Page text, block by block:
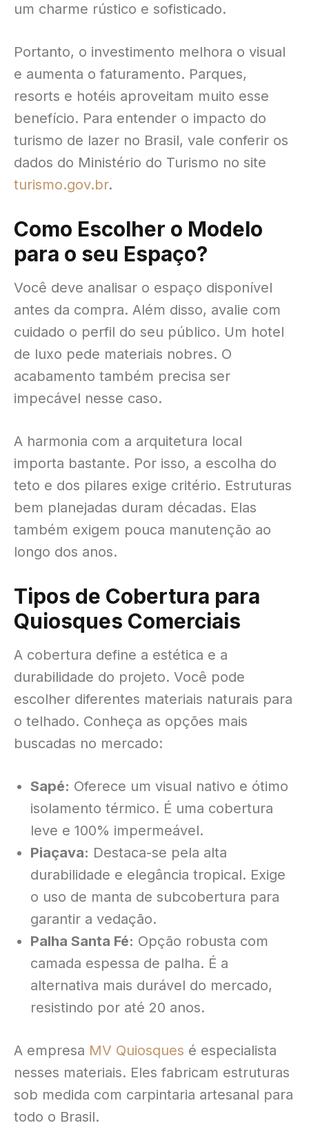
um charme rústico e sofisticado.
Portanto, o investimento melhora o visual
e aumenta o faturamento. Parques,
resorts e hotéis aproveitam muito esse
benefício. Para entender o impacto do
turismo de lazer no Brasil, vale conferir os
dados do Ministério do Turismo no site
turismo.gov.br.
Como Escolher o Modelo
para o seu Espaço?
Você deve analisar o espaço disponível
antes da compra. Além disso, avalie com
cuidado o perfil do seu público. Um hotel
de luxo pede materiais nobres. O
acabamento também precisa ser
impecável nesse caso.
A harmonia com a arquitetura local
importa bastante. Por isso, a escolha do
teto e dos pilares exige critério. Estruturas
bem planejadas duram décadas. Elas
também exigem pouca manutenção ao
longo dos anos.
Tipos de Cobertura para
Quiosques Comerciais
A cobertura define a estética e a
durabilidade do projeto. Você pode
escolher diferentes materiais naturais para
o telhado. Conheça as opções mais
buscadas no mercado:
Sapé: Oferece um visual nativo e ótimo
isolamento térmico. É uma cobertura
leve e 100% impermeável.
Piaçava: Destaca-se pela alta
durabilidade e elegância tropical. Exige
o uso de manta de subcobertura para
garantir a vedação.
Palha Santa Fé: Opção robusta com
camada espessa de palha. É a
alternativa mais durável do mercado,
resistindo por até 20 anos.
A empresa MV Quiosques é especialista
nesses materiais. Eles fabricam estruturas
sob medida com carpintaria artesanal para
todo o Brasil.